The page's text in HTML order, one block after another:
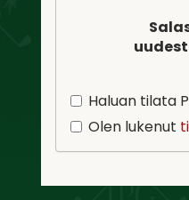
Haluan tilata
Olen lukenut